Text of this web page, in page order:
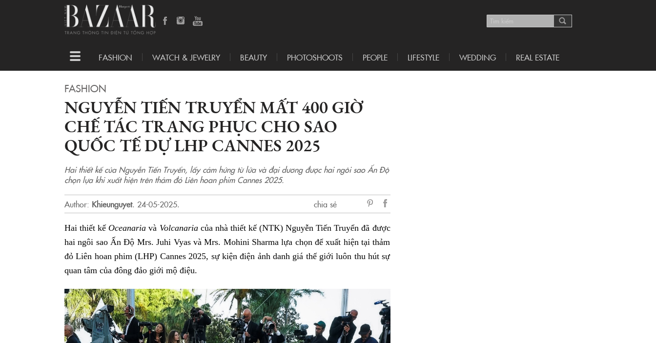
Toggle
navigation
FASHION WATCH & JEWELRY BEAUTY PHOTOSHOOTS PEOPLE LIFESTYLE WEDDING REAL ESTATE
FASHION
NGUYỄN TIẾN TRUYỂN MẤT 400 GIỜ
CHẾ TÁC TRANG PHỤC CHO SAO
QUỐC TẾ DỰ LHP CANNES 2025
Hai thiết kế của Nguyễn Tiến Truyển, lấy cảm hứng từ lửa và đại dương được hai ngôi sao Ấn Độ
chọn lựa khi xuất hiện trên thảm đỏ Liên hoan phim Cannes 2025.
Author: Khieunguyet. 24-05-2025.
chia sẻ
Facebook
Hai thiết kế Oceanaria và Volcanariacủa nhà thiết kế (NTK) Nguyễn Tiến Truyển đã được
hai ngôi sao Ấn Độ Mrs. Juhi Vyas và Mrs. Mohini Sharma lựa chọn để xuất hiện tại thảm
đỏ Liên hoan phim (LHP) Cannes 2025, sự kiện điện ảnh danh giá thế giới luôn thu hút sự
quan tâm của đông đảo giới mộ điệu.